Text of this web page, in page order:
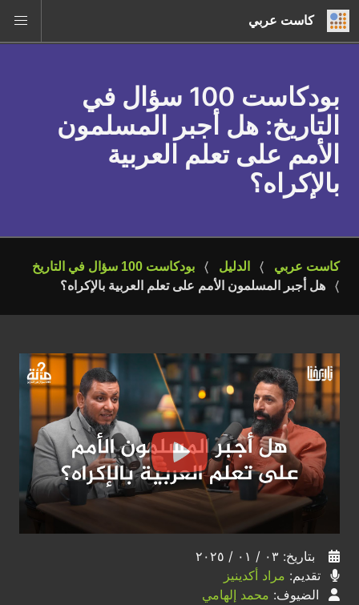
كاست عربي
بودكاست 100 سؤال في
التاريخ: هل أجبر المسلمون
الأمم على تعلم العربية
بالإكراه؟
كاست عربي الدليل
بودكاست 100 سؤال في التاريخ
هل أجبر المسلمون الأمم على تعلم العربية بالإكراه؟
بتاريخ: ٠٣ / ٠١ / ٢٠٢٥
تقديم: مراد أكدينيز
الضيوف: محمد إلهامي